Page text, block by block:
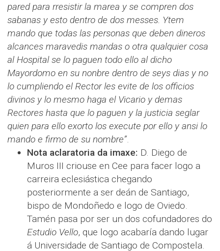
pared para rresistir la marea y se compren dos
sabanas y esto dentro de dos messes. Ytem
mando que todas las personas que deben dineros
alcances maravedis mandas o otra qualquier cosa
al Hospital se lo paguen todo ello al dicho
Mayordomo en su nonbre dentro de seys dias y no
lo cumpliendo el Rector les evite de los officios
divinos y lo mesmo haga el Vicario y demas
Rectores hasta que lo paguen y la justicia seglar
quien para ello exorto los execute por ello y ansi lo
mando e firmo de su nombre”.
Nota aclaratoria da imaxe: D. Diego de
Muros III criouse en Cee para facer logo a
carreira eclesiástica chegando
posteriormente a ser deán de Santiago,
bispo de Mondoñedo e logo de Oviedo.
Tamén pasa por ser un dos cofundadores do
Estudio Vello, que logo acabaría dando lugar
á Universidade de Santiago de Compostela.